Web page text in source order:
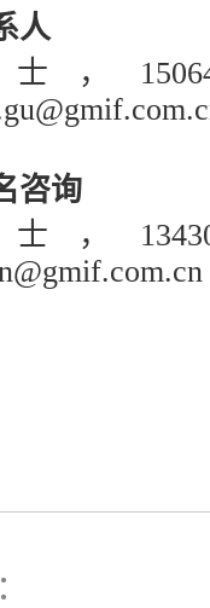
人
士，
咨询
士，